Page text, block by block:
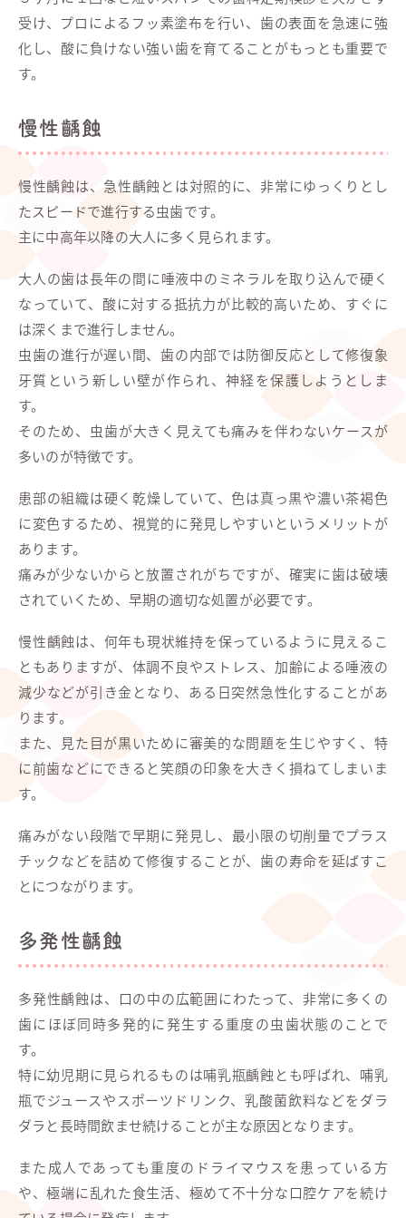
受け、プロによるフッ素塗布を行い、歯の表面を急速に強
化し、酸に負けない強い歯を育てることがもっとも重要で
す。
慢性齲蝕
慢性齲蝕は、急性齲蝕とは対照的に、非常にゆっくりとし
たスピードで進行する虫歯です。
主に中高年以降の大人に多く見られます。
大人の歯は長年の間に唾液中のミネラルを取り込んで硬く
なっていて、酸に対する抵抗力が比較的高いため、すぐに
は深くまで進行しません。
虫歯の進行が遅い間、歯の内部では防御反応として修復象
牙質という新しい壁が作られ、神経を保護しようとしま
す。
そのため、虫歯が大きく見えても痛みを伴わないケースが
多いのが特徴です。
患部の組織は硬く乾燥していて、色は真っ黒や濃い茶褐色
に変色するため、視覚的に発見しやすいというメリットが
あります。
痛みが少ないからと放置されがちですが、確実に歯は破壊
されていくため、早期の適切な処置が必要です。
慢性齲蝕は、何年も現状維持を保っているように見えるこ
ともありますが、体調不良やストレス、加齢による唾液の
減少などが引き金となり、ある日突然急性化することがあ
ります。
また、見た目が黒いために審美的な問題を生じやすく、特
に前歯などにできると笑顔の印象を大きく損ねてしまいま
す。
痛みがない段階で早期に発見し、最小限の切削量でプラス
チックなどを詰めて修復することが、歯の寿命を延ばすこ
とにつながります。
多発性齲蝕
多発性齲蝕は、口の中の広範囲にわたって、非常に多くの
歯にほぼ同時多発的に発生する重度の虫歯状態のことで
す。
特に幼児期に見られるものは哺乳瓶齲蝕とも呼ばれ、哺乳
瓶でジュースやスポーツドリンク、乳酸菌飲料などをダラ
ダラと長時間飲ませ続けることが主な原因となります。
また成人であっても重度のドライマウスを患っている方
や、極端に乱れた食生活、極めて不十分な口腔ケアを続け